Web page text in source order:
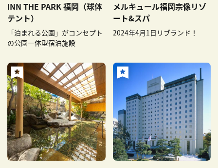
INN THE PARK 福岡（球体
テント）
「泊まれる公園」がコンセプト
の公園一体型宿泊施設
メルキュール福岡宗像リゾ
ート&スパ
2024年4月1日リブランド！